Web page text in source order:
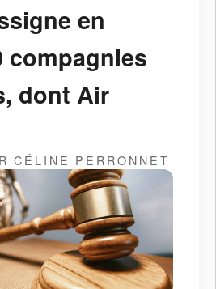
en
compagnies
dont Air
CÉLINE PERRONNET